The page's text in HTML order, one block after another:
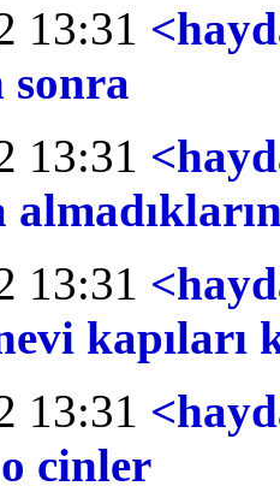
13:31
sonra
13:31
13:31
kapıları
13:31
cinler